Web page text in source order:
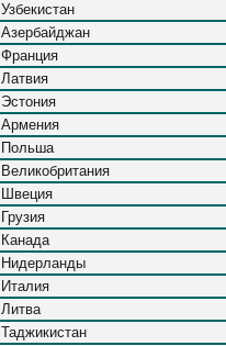
Узбекистан
Азербайджан
Франция
Латвия
Эстония
Армения
Польша
Великобритания
Швеция
Грузия
Канада
Нидерланды
Италия
Литва
Таджикистан